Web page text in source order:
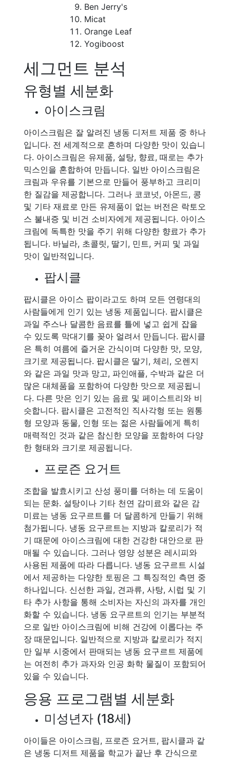
Ben Jerry's
Micat
Orange Leaf
Yogiboost
세그먼트 분석
유형별 세분화
아이스크림
아이스크림은 잘 알려진 냉동 디저트 제품 중 하나
입니다. 전 세계적으로 흔하며 다양한 맛이 있습니
다. 아이스크림은 유제품, 설탕, 향료, 때로는 추가
믹스인을 혼합하여 만듭니다. 일반 아이스크림은
크림과 우유를 기본으로 만들어 풍부하고 크리미
한 질감을 제공합니다. 그러나 코코넛, 아몬드, 콩
및 기타 재료로 만든 유제품이 없는 버전은 락토오
스 불내증 및 비건 소비자에게 제공됩니다. 아이스
크림에 독특한 맛을 주기 위해 다양한 향료가 추가
됩니다. 바닐라, 초콜릿, 딸기, 민트, 커피 및 과일
맛이 일반적입니다.
팝시클
팝시클은 아이스 팝이라고도 하며 모든 연령대의
사람들에게 인기 있는 냉동 제품입니다. 팝시클은
과일 주스나 달콤한 음료를 틀에 넣고 쉽게 잡을
수 있도록 막대기를 꽂아 얼려서 만듭니다. 팝시클
은 특히 여름에 즐거운 간식이며 다양한 맛, 모양,
크기로 제공됩니다. 팝시클은 딸기, 체리, 오렌지
와 같은 과일 맛과 망고, 파인애플, 수박과 같은 더
많은 대체품을 포함하여 다양한 맛으로 제공됩니
다. 다른 맛은 인기 있는 음료 및 페이스트리와 비
슷합니다. 팝시클은 고전적인 직사각형 또는 원통
형 모양과 동물, 인형 또는 젊은 사람들에게 특히
매력적인 것과 같은 참신한 모양을 포함하여 다양
한 형태와 크기로 제공됩니다.
프로즌 요거트
조합을 발효시키고 산성 풍미를 더하는 데 도움이
되는 문화. 설탕이나 기타 천연 감미료와 같은 감
미료는 냉동 요구르트를 더 달콤하게 만들기 위해
첨가됩니다. 냉동 요구르트는 지방과 칼로리가 적
기 때문에 아이스크림에 대한 건강한 대안으로 판
매될 수 있습니다. 그러나 영양 성분은 레시피와
사용된 제품에 따라 다릅니다. 냉동 요구르트 시설
에서 제공하는 다양한 토핑은 그 특징적인 측면 중
하나입니다. 신선한 과일, 견과류, 사탕, 시럽 및 기
타 추가 사항을 통해 소비자는 자신의 과자를 개인
화할 수 있습니다. 냉동 요구르트의 인기는 부분적
으로 일반 아이스크림에 비해 건강에 이롭다는 주
장 때문입니다. 일반적으로 지방과 칼로리가 적지
만 일부 시중에서 판매되는 냉동 요구르트 제품에
는 여전히 추가 과자와 인공 화학 물질이 포함되어
있을 수 있습니다.
응용 프로그램별 세분화
미성년자 (18세)
아이들은 아이스크림, 프로즌 요거트, 팝시클과 같
은 냉동 디저트 제품을 학교가 끝난 후 간식으로